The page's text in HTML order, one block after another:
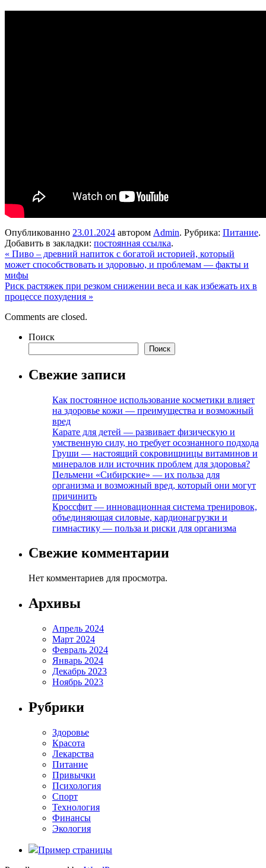
Опубликованно 23.01.2024 автором Admin. Рубрика: Питание.
Добавить в закладки: постоянная ссылка.
« Пиво – древний напиток с богатой историей, который
может способствовать и здоровью, и проблемам — факты и
мифы
Риск растяжек при резком снижении веса и как избежать их в
процессе похудения »
Comments are closed.
Поиск
Поиск
Свежие записи
Как постоянное использование косметики влияет
на здоровье кожи — преимущества и возможный
вред
Карате для детей — развивает физическую и
умственную силу, но требует осознанного подхода
Груши — настоящий сокровищницы витаминов и
минералов или источник проблем для здоровья?
Пельмени «Сибирские» — их польза для
организма и возможный вред, который они могут
причинить
Кроссфит — инновационная система тренировок,
объединяющая силовые, кардионагрузки и
гимнастику — польза и риски для организма
Свежие комментарии
Нет комментариев для просмотра.
Архивы
Апрель 2024
Март 2024
Февраль 2024
Январь 2024
Декабрь 2023
Ноябрь 2023
Рубрики
Здоровье
Красота
Лекарства
Питание
Привычки
Психология
Спорт
Технология
Финансы
Экология
Пример страницы